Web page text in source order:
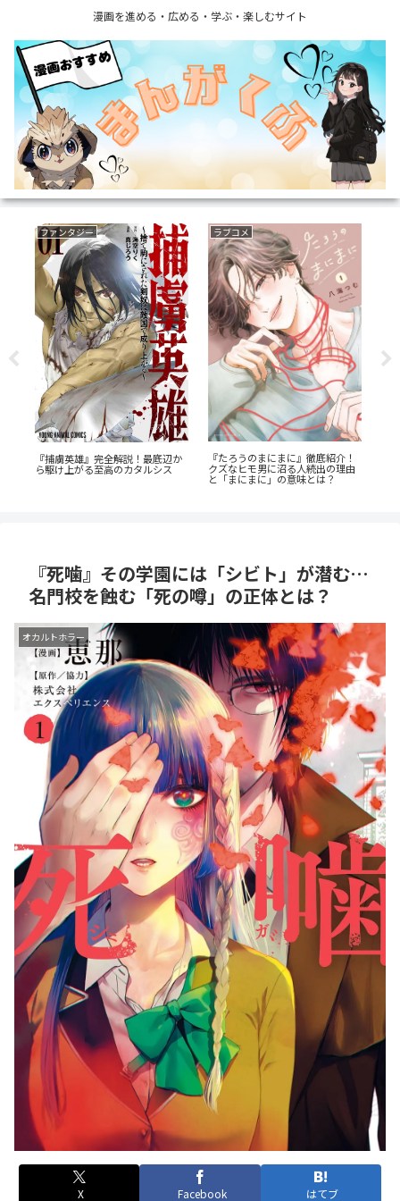
漫画を進める・広める・学ぶ・楽しむサイト
ファンタジー
『捕虜英雄』完全解説！最底辺か
ら駆け上がる至高のカタルシス
ラブコメ
『たろうのまにまに』徹底紹介！
クズなヒモ男に沼る人続出の理由
と「まにまに」の意味とは？
『死噛』その学園には「シビト」が潜む…
名門校を蝕む「死の噂」の正体とは？
オカルトホラー
X Facebook はてブ